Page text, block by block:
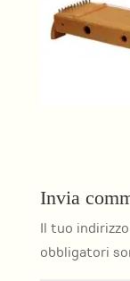
Invia
Il tuo
obbligatori